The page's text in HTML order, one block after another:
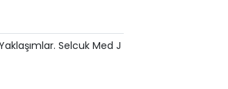
Selcuk Med J